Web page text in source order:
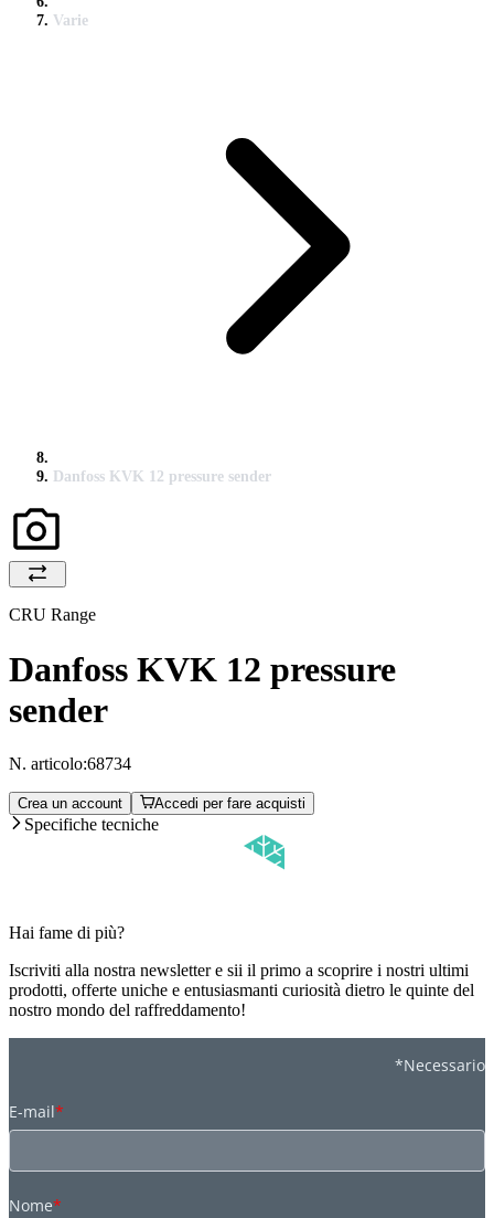
Varie
Danfoss KVK 12 pressure sender
CRU Range
Danfoss KVK 12 pressure
sender
N. articolo:68734
Crea un account Accedi per fare acquisti
Specifiche tecniche
Hai fame di più?
Iscriviti alla nostra newsletter e sii il primo a scoprire i nostri ultimi
prodotti, offerte uniche e entusiasmanti curiosità dietro le quinte del
nostro mondo del raffreddamento!
*Necessario
E-mail*
Nome*